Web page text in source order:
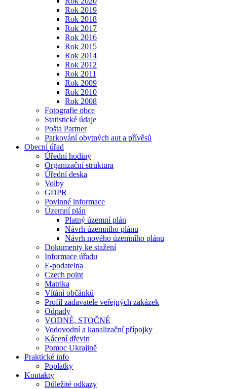
Rok 2019
Rok 2018
Rok 2017
Rok 2016
Rok 2015
Rok 2014
Rok 2012
Rok 2011
Rok 2009
Rok 2010
Rok 2008
Fotografie obce
Statistické údaje
Pošta Partner
Parkování obytných aut a přívěsů
Obecní úřad
Úřední hodiny
Organizační struktura
Úřední deska
Volby
GDPR
Povinné informace
Územní plán
Platný územní plán
Návrh územního plánu
Návrh nového územního plánu
Dokumenty ke stažení
Informace úřadu
E-podatelna
Czech point
Matrika
Vítání občánků
Profil zadavatele veřejných zakázek
Odpady
VODNÉ, STOČNÉ
Vodovodní a kanalizační přípojky
Kácení dřevin
Pomoc Ukrajině
Praktické info
Poplatky
Kontakty
Důležité odkazy